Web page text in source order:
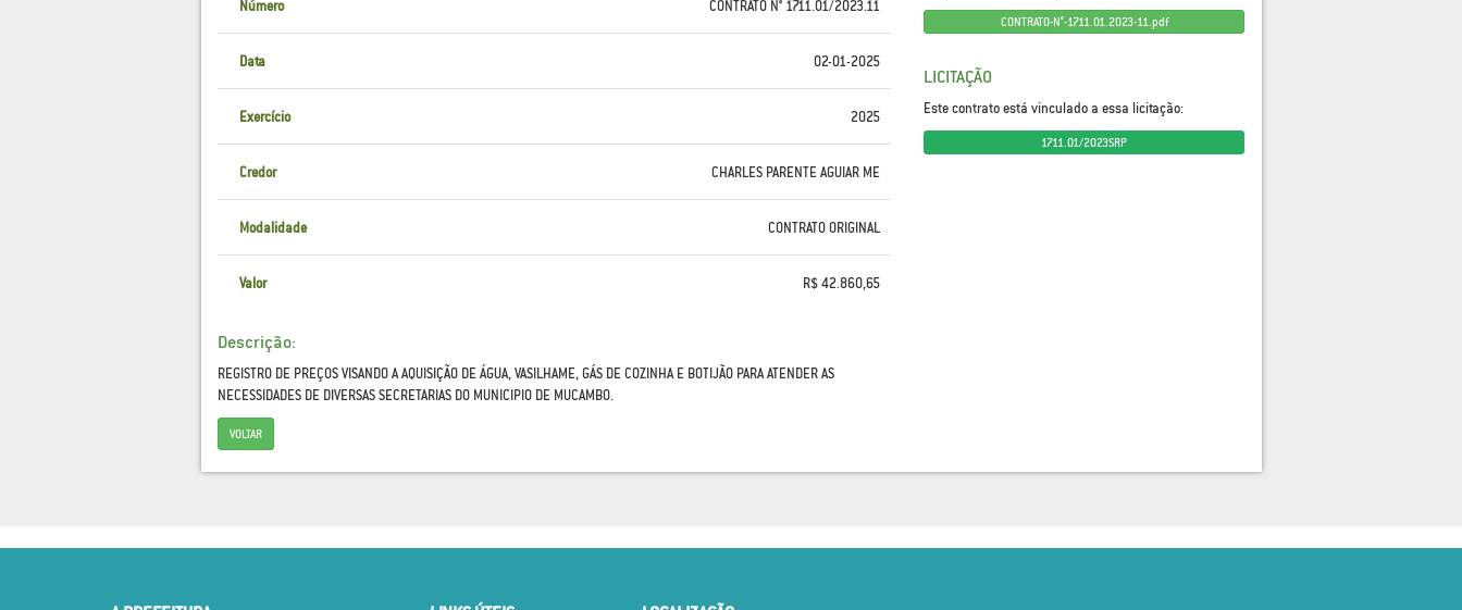
Número CONTRATO N° 1711.01/2023.11
Data 02-01-2025
Exercício 2025
Credor CHARLES PARENTE AGUIAR ME
Modalidade CONTRATO ORIGINAL
Valor R$ 42.860,65
Descrição:
REGISTRO DE PREÇOS VISANDO A AQUISIÇÃO DE ÁGUA, VASILHAME, GÁS DE COZINHA E BOTIJÃO PARA ATENDER AS
NECESSIDADES DE DIVERSAS SECRETARIAS DO MUNICIPIO DE MUCAMBO.
VOLTAR
CONTRATO-N°-1711.01.2023-11.pdf
LICITAÇÃO
Este contrato está vinculado a essa licitação:
1711.01/2023SRP